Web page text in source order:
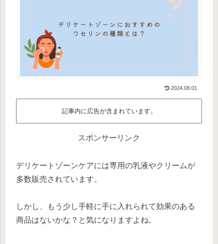
2024.08.01
記事内に広告が含まれています。
スポンサーリンク
デリケートゾーンケアには専用の乳液やクリームが
多数販売されています。
しかし、もう少し手軽に手に入れられて効果のある
商品はないかな？と気になりますよね。